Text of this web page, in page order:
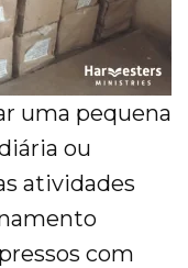
uma pequena
ou
atividades
com